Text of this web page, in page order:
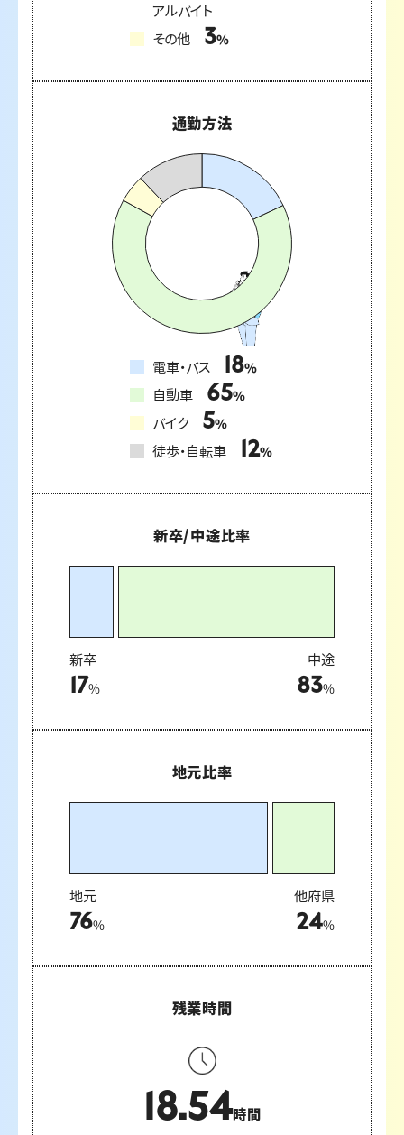
アルバイト
その他 3%
通勤方法
電車・バス 18%
自動車 65%
バイク 5%
徒歩・自転車 12%
新卒/中途比率
新卒
17% 83%
中途
地元比率
地元
76% 24%
他府県
残業時間
18.54時間